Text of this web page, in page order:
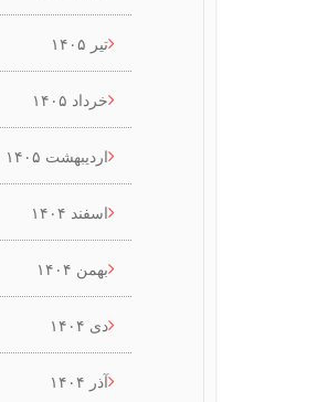
تیر ۱۴۰۵
خرداد ۱۴۰۵
اردیبهشت ۱۴۰۵
اسفند ۱۴۰۴
بهمن ۱۴۰۴
دی ۱۴۰۴
آذر ۱۴۰۴